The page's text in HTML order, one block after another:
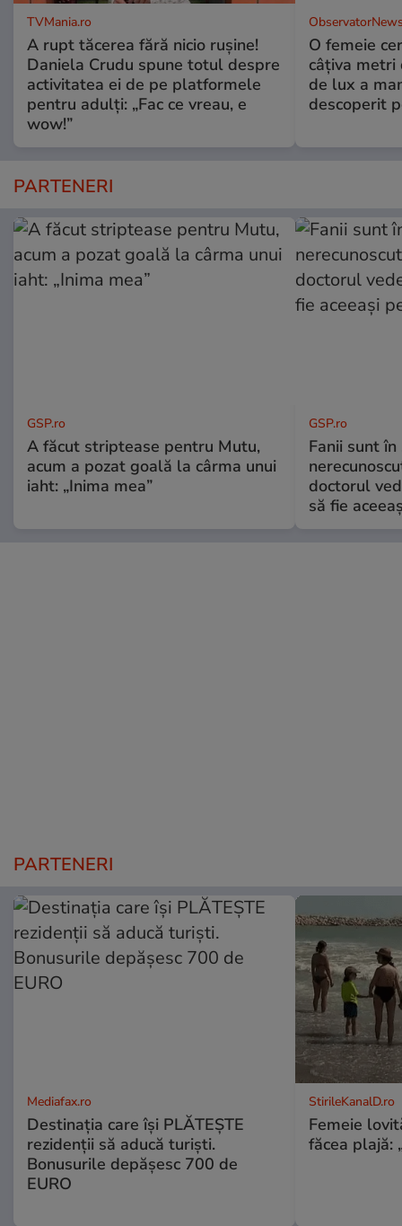
TVMania.ro
A rupt tăcerea fără nicio rușine!
Daniela Crudu spune totul despre
activitatea ei de pe platformele
pentru adulți: „Fac ce vreau, e
wow!”
O femeie
câţiva metri
de lux a
descoperit
PARTENERI
GSP.ro
A făcut striptease pentru Mutu,
acum a pozat goală la cârma unui
iaht: „Inima mea”
GSP.ro
Fanii sunt în
doctorul
să fie
PARTENERI
Mediafax.ro
Destinația care își PLĂTEȘTE
rezidenții să aducă turiști.
Bonusurile depășesc 700 de
EURO
StirileKanalD.ro
Femeie
făcea plajă: